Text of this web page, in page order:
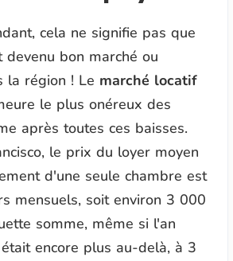
cela ne signifie pas que
bon marché ou
la région ! Le marché locatif
le plus onéreux des
après toutes ces baisses.
le prix du loyer moyen
d'une seule chambre est
mensuels, soit environ 3 000
somme, même si l'an
encore plus au-delà, à 3